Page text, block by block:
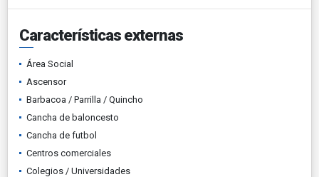
Características externas
Área Social
Ascensor
Barbacoa / Parrilla / Quincho
Cancha de baloncesto
Cancha de futbol
Centros comerciales
Colegios / Universidades